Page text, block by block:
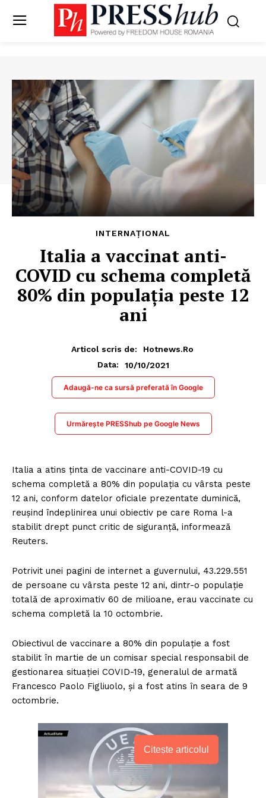
INTERNAȚIONAL
Italia a vaccinat anti-
COVID cu schema completă
80% din populația peste 12
ani
Articol scris de:
Hotnews.ro
Data:
10/10/2021
Adaugă-ne ca sursă preferată în Google
Urmărește PRESShub pe Google News
Italia a atins ţinta de vaccinare anti-COVID-19 cu
schema completă a 80% din populaţia cu vârsta peste
12 ani, conform datelor oficiale prezentate duminică,
reuşind îndeplinirea unui obiectiv pe care Roma l-a
stabilit drept punct critic de siguranţă, informează
Reuters.
Potrivit unei pagini de internet a guvernului, 43.229.551
de persoane cu vârsta peste 12 ani, dintr-o populaţie
totală de aproximativ 60 de milioane, erau vaccinate cu
schema completă la 10 octombrie.
Obiectivul de vaccinare a 80% din populaţie a fost
stabilit în martie de un comisar special responsabil de
gestionarea situaţiei COVID-19, generalul de armată
Francesco Paolo Figliuolo, şi a fost atins în seara de 9
octombrie.
Citește articolul